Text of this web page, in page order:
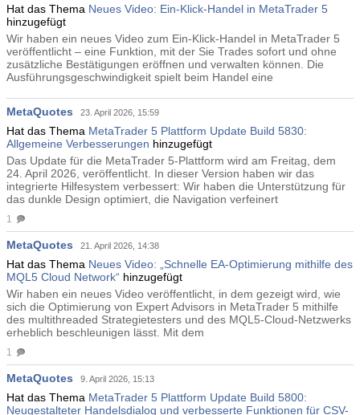
Hat das Thema Neues Video: Ein-Klick-Handel in MetaTrader 5
hinzugefügt
Wir haben ein neues Video zum Ein-Klick-Handel in MetaTrader 5
veröffentlicht – eine Funktion, mit der Sie Trades sofort und ohne
zusätzliche Bestätigungen eröffnen und verwalten können. Die
Ausführungsgeschwindigkeit spielt beim Handel eine
MetaQuotes 23. April 2026, 15:59
Hat das Thema MetaTrader 5 Plattform Update Build 5830:
Allgemeine Verbesserungen hinzugefügt
Das Update für die MetaTrader 5-Plattform wird am Freitag, dem
24. April 2026, veröffentlicht. In dieser Version haben wir das
integrierte Hilfesystem verbessert: Wir haben die Unterstützung für
das dunkle Design optimiert, die Navigation verfeinert
1
MetaQuotes 21. April 2026, 14:38
Hat das Thema Neues Video: „Schnelle EA-Optimierung mithilfe des
MQL5 Cloud Network“ hinzugefügt
Wir haben ein neues Video veröffentlicht, in dem gezeigt wird, wie
sich die Optimierung von Expert Advisors in MetaTrader 5 mithilfe
des multithreaded Strategietesters und des MQL5-Cloud-Netzwerks
erheblich beschleunigen lässt. Mit dem
1
MetaQuotes 9. April 2026, 15:13
Hat das Thema MetaTrader 5 Plattform Update Build 5800:
Neugestalteter Handelsdialog und verbesserte Funktionen für CSV-